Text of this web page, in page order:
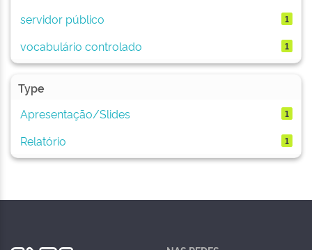
servidor público 1
vocabulário controlado 1
Type
Apresentação/Slides
1
Relatório 1